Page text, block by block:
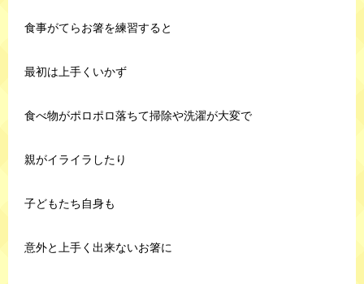
食事がてらお箸を練習すると
最初は上手くいかず
食べ物がポロポロ落ちて掃除や洗濯が大変で
親がイライラしたり
子どもたち自身も
意外と上手く出来ないお箸に